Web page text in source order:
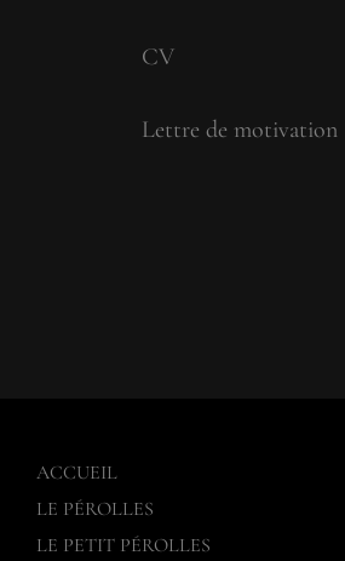
CV
Lettre de motivation
ACCUEIL
LE PÉROLLES
LE PETIT PÉROLLES